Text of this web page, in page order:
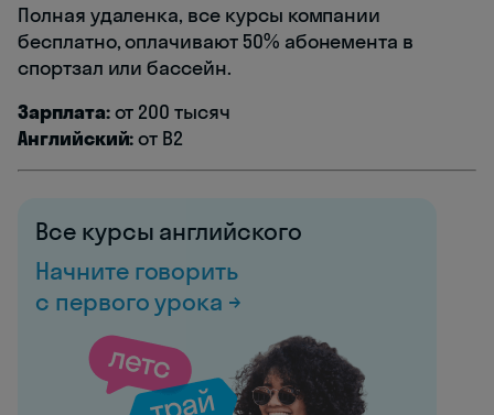
Полная удаленка, все курсы компании
бесплатно, оплачивают 50% абонемента в
спортзал или бассейн.
Зарплата:от 200 тысяч
Английский:от B2
Все курсы английского
Начните говорить
с первого урока →